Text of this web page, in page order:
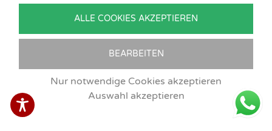
Deutschland
Tel.:09746-9308051
Vertrag widerrufen
ALLE COOKIES AKZEPTIEREN
BEARBEITEN
Nur notwendige Cookies akzeptieren
Auswahl akzeptieren